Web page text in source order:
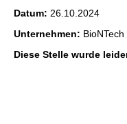
Datum: 26.10.2024
Unternehmen: BioNTech
Diese Stelle wurde